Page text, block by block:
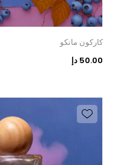
كاركون مانكو
50.00 دإ